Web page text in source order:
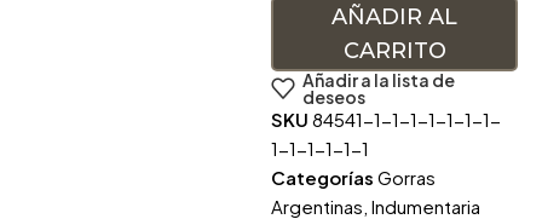
AÑADIR AL
CARRITO
Añadir a la lista de
deseos
SKU 84541-1-1-1-1-1-1-1-
1-1-1-1-1-1
Categorías Gorras
Argentinas, Indumentaria